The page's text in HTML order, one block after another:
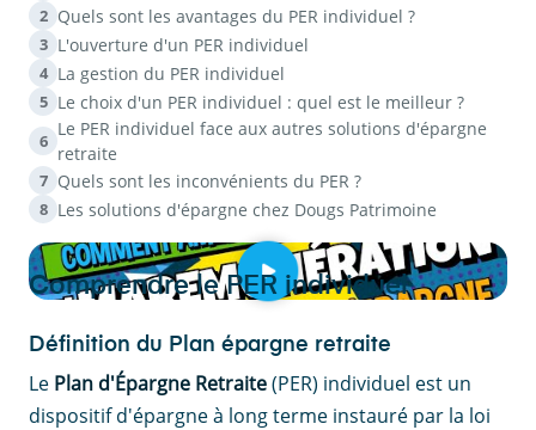
2 Quels sont les avantages du PER individuel ?
3 L'ouverture d'un PER individuel
4 La gestion du PER individuel
5 Le choix d'un PER individuel : quel est le meilleur ?
6
Le PER individuel face aux autres solutions d'épargne
retraite
7 Quels sont les inconvénients du PER ?
8 Les solutions d'épargne chez Dougs Patrimoine
Comprendre le PER individuel
Définition du Plan épargne retraite
Le Plan d'Épargne Retraite(PER) individuel est un
dispositif d'épargne à long terme instauré par la loi